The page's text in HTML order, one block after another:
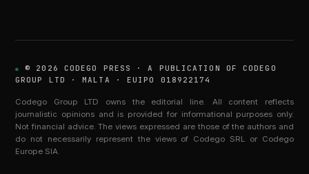
© 2026 CODEGO PRESS · A PUBLICATION OF CODEGO
GROUP LTD · MALTA · EUIPO 018922174
Codego Group LTD owns the editorial line. All content reflects
journalistic opinions and is provided for informational purposes only.
Not financial advice. The views expressed are those of the authors and
do not necessarily represent the views of Codego SRL or Codego
Europe SIA.